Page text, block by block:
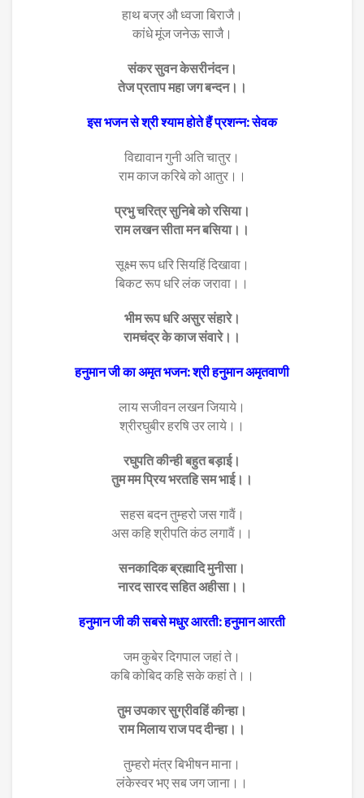
हाथ बज्र औ ध्वजा बिराजै।
कांधे मूंज जनेऊ साजै।
संकर सुवन केसरीनंदन।
तेज प्रताप महा जग बन्दन।।
इस भजन से श्री श्याम होते हैं प्रशन्न: सेवक
विद्यावान गुनी अति चातुर।
राम काज करिबे को आतुर।।
प्रभु चरित्र सुनिबे को रसिया।
राम लखन सीता मन बसिया।।
सूक्ष्म रूप धरि सियहिं दिखावा।
बिकट रूप धरि लंक जरावा।।
भीम रूप धरि असुर संहारे।
रामचंद्र के काज संवारे।।
हनुमान जी का अमृत भजन: श्री हनुमान अमृतवाणी
लाय सजीवन लखन जियाये।
श्रीरघुबीर हरषि उर लाये।।
रघुपति कीन्ही बहुत बड़ाई।
तुम मम प्रिय भरतहि सम भाई।।
सहस बदन तुम्हरो जस गावैं।
अस कहि श्रीपति कंठ लगावैं।।
सनकादिक ब्रह्मादि मुनीसा।
नारद सारद सहित अहीसा।।
हनुमान जी की सबसे मधुर आरती: हनुमान आरती
जम कुबेर दिगपाल जहां ते।
कबि कोबिद कहि सके कहां ते।।
तुम उपकार सुग्रीवहिं कीन्हा।
राम मिलाय राज पद दीन्हा।।
तुम्हरो मंत्र बिभीषन माना।
लंकेस्वर भए सब जग जाना।।